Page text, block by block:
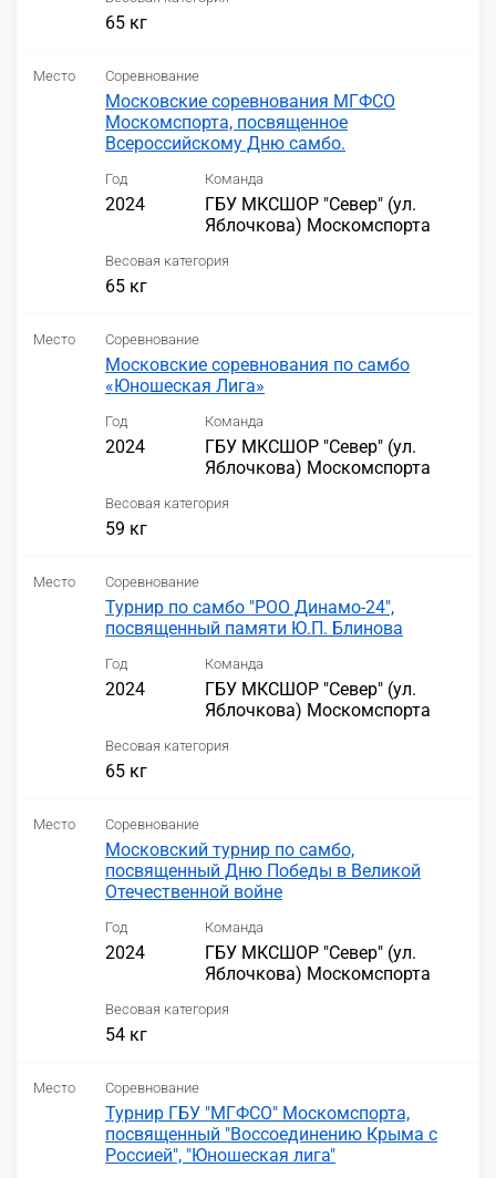
65 кг
Место Соревнование
Московские соревнования МГФСО
Москомспорта, посвященное
Всероссийскому Дню самбо.
Год
2024
Команда
ГБУ МКСШОР "Север" (ул.
Яблочкова) Москомспорта
Весовая категория
65 кг
Место Соревнование
Московские соревнования по самбо
«Юношеская Лига»
Год
2024
Команда
ГБУ МКСШОР "Север" (ул.
Яблочкова) Москомспорта
Весовая категория
59 кг
Место Соревнование
Турнир по самбо "РОО Динамо-24",
посвященный памяти Ю.П. Блинова
Год
2024
Команда
ГБУ МКСШОР "Север" (ул.
Яблочкова) Москомспорта
Весовая категория
65 кг
Место Соревнование
Московский турнир по самбо,
посвященный Дню Победы в Великой
Отечественной войне
Год
2024
Команда
ГБУ МКСШОР "Север" (ул.
Яблочкова) Москомспорта
Весовая категория
54 кг
Место Соревнование
Турнир ГБУ "МГФСО" Москомспорта,
посвященный "Воссоединению Крыма с
Россией", "Юношеская лига"